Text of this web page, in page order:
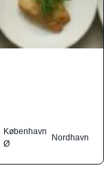
København
Ø
Nordhavn